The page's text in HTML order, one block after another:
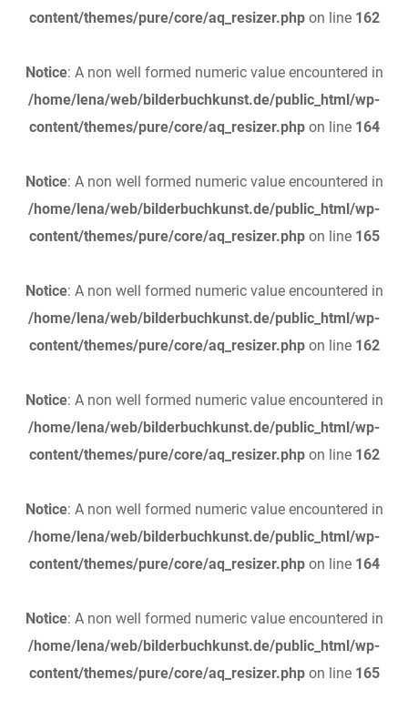
content/themes/pure/core/aq_resizer.phpon line 162
Notice: A non well formed numeric value encountered in
/home/lena/web/bilderbuchkunst.de/public_html/wp-
content/themes/pure/core/aq_resizer.phpon line 164
Notice: A non well formed numeric value encountered in
/home/lena/web/bilderbuchkunst.de/public_html/wp-
content/themes/pure/core/aq_resizer.phpon line 165
Notice: A non well formed numeric value encountered in
/home/lena/web/bilderbuchkunst.de/public_html/wp-
content/themes/pure/core/aq_resizer.phpon line 162
Notice: A non well formed numeric value encountered in
/home/lena/web/bilderbuchkunst.de/public_html/wp-
content/themes/pure/core/aq_resizer.phpon line 162
Notice: A non well formed numeric value encountered in
/home/lena/web/bilderbuchkunst.de/public_html/wp-
content/themes/pure/core/aq_resizer.phpon line 164
Notice: A non well formed numeric value encountered in
/home/lena/web/bilderbuchkunst.de/public_html/wp-
content/themes/pure/core/aq_resizer.phpon line 165